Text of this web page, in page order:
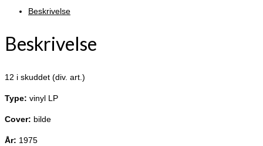
Beskrivelse
Beskrivelse
12 i skuddet (div. art.)
Type: vinyl LP
Cover: bilde
År: 1975